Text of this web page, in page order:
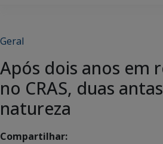
Geral
Após dois anos em
no CRAS, duas
natureza
Compartilhar: